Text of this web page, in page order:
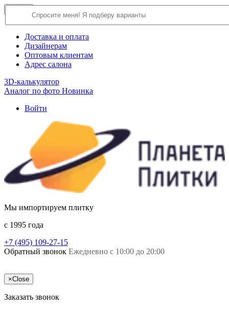
О компании
Доставка и оплата
Дизайнерам
Оптовым клиентам
Адрес салона
3D-калькулятор
Аналог по фото Новинка
Войти
Мы импортируем плитку
c 1995 года
+7 (495) 109-27-15
Обратный звонок Ежедневно с 10:00 до 20:00
×Close
Заказать звонок